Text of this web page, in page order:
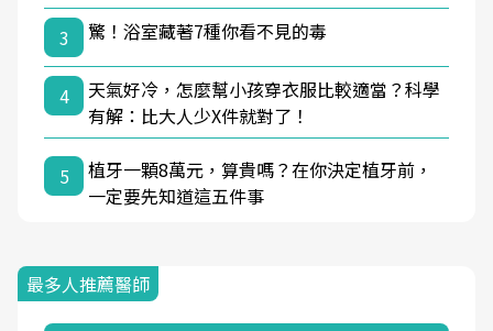
3
驚！浴室藏著7種你看不見的毒
4
天氣好冷，怎麼幫小孩穿衣服比較適當？科學
有解：比大人少X件就對了！
5
植牙一顆8萬元，算貴嗎？在你決定植牙前，
一定要先知道這五件事
最多人推薦醫師